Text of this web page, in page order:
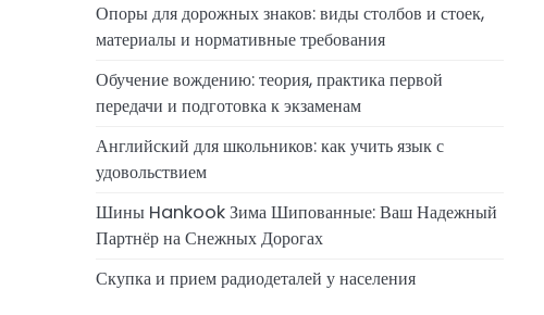
Опоры для дорожных знаков: виды столбов и стоек,
материалы и нормативные требования
Обучение вождению: теория, практика первой
передачи и подготовка к экзаменам
Английский для школьников: как учить язык с
удовольствием
Шины Hankook Зима Шипованные: Ваш Надежный
Партнёр на Снежных Дорогах
Скупка и прием радиодеталей у населения